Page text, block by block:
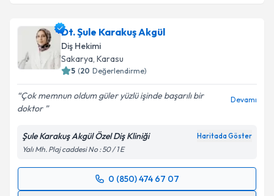
Dt. Şule Karakuş Akgül
Diş Hekimi
Sakarya, Karasu
5 (20 Değerlendirme)
Çok memnun oldum güler yüzlü işinde başarılı bir
doktor
Devamı
Şule Karakuş Akgül Özel Diş Kliniği Haritada Göster
Yalı Mh. Plaj caddesi No : 50 / 1 E
0 (850) 474 67 07
Randevu Takvimi Talebi